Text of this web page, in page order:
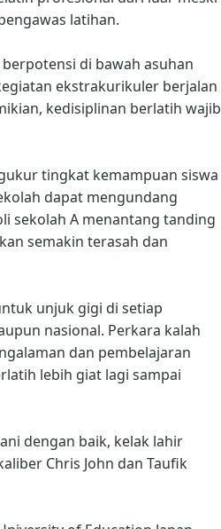
latihan.
di bawah asuhan
ekstrakurikuler berjalan
kedisiplinan berlatih wajib
tingkat kemampuan siswa
dapat mengundang
sekolah A menantang tanding
semakin terasah dan
unjuk gigi di setiap
nasional. Perkara kalah
dan pembelajaran
lebih giat lagi sampai
dengan baik, kelak lahir
Chris John dan Taufik